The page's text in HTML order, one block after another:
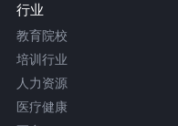
行业
教育院校
培训行业
人力资源
医疗健康